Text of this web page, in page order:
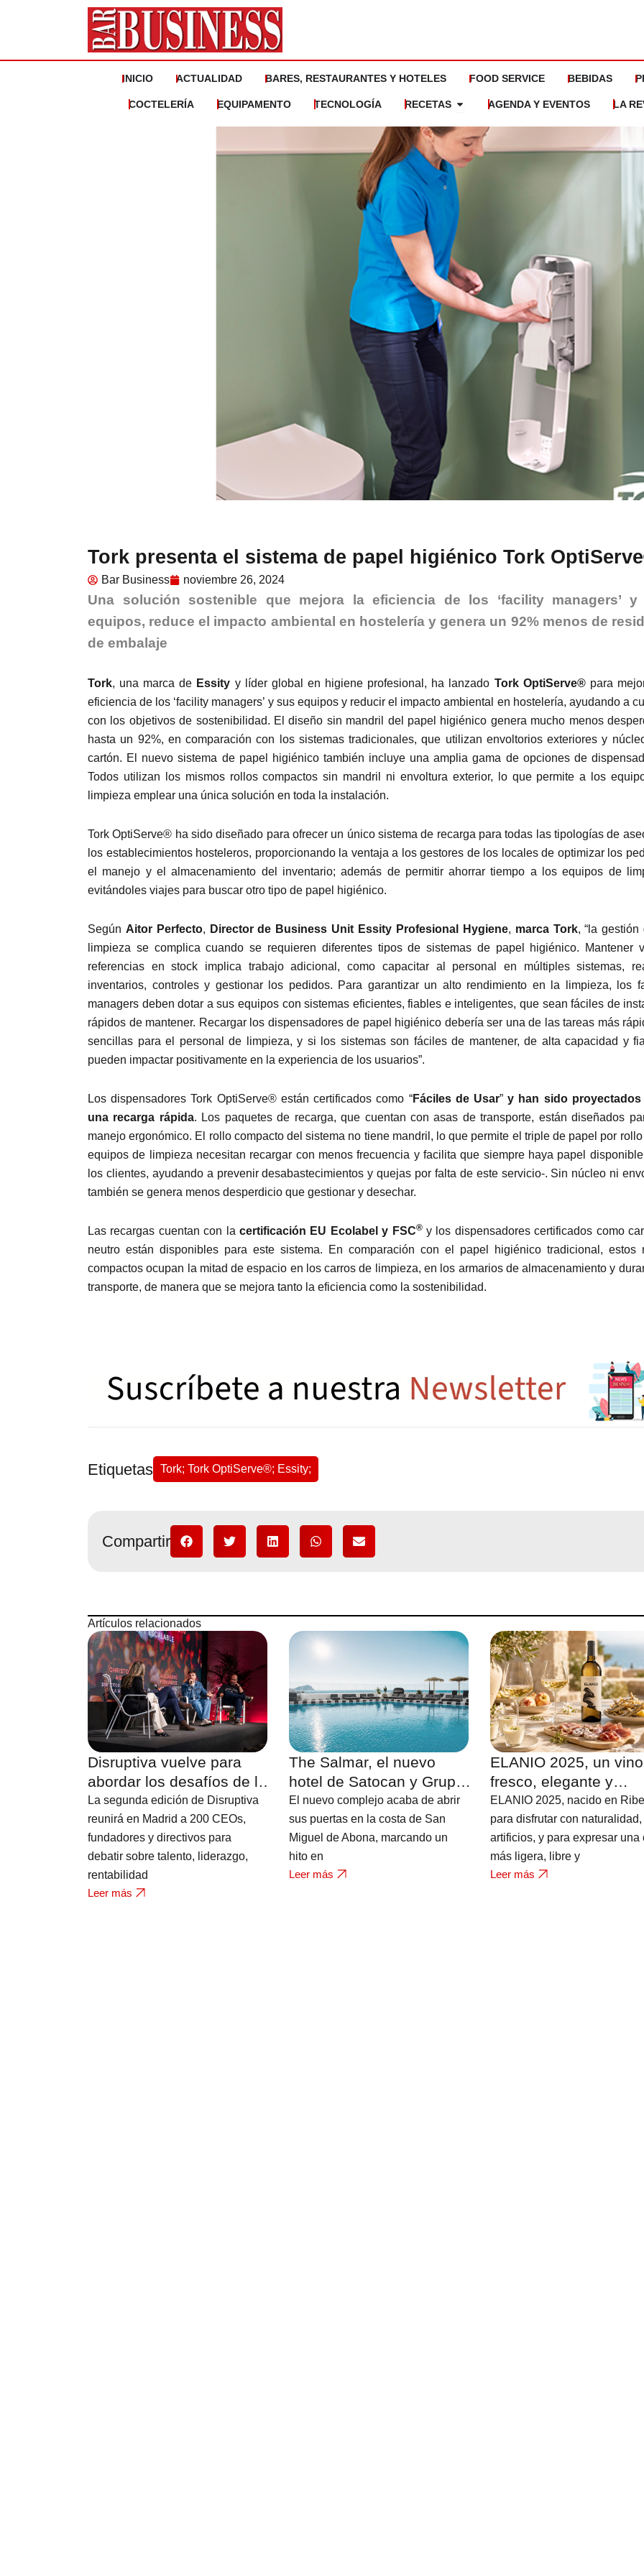
INICIO ACTUALIDAD BARES, RESTAURANTES Y HOTELES FOOD SERVICE BEBIDAS
COCTELERÍA EQUIPAMENTO TECNOLOGÍA RECETAS Abrir RecetasAGENDA Y EVENTOS LA
Tork presenta el sistema de papel higiénico Tork
Bar Business noviembre 26, 2024
Una solución sostenible que mejora la eficiencia de los ‘facility managers’ y
equipos, reduce el impacto ambiental en hostelería y genera un 92% menos de
de embalaje
Tork, una marca de Essity y líder global en higiene profesional, ha lanzado Tork OptiServe®para
eficiencia de los ‘facility managers’ y sus equipos y reducir el impacto ambiental en hostelería, ayudando a
con los objetivos de sostenibilidad. El diseño sin mandril del papel higiénico genera mucho menos
hasta un 92%, en comparación con los sistemas tradicionales, que utilizan envoltorios exteriores y
cartón. El nuevo sistema de papel higiénico también incluye una amplia gama de opciones de
Todos utilizan los mismos rollos compactos sin mandril ni envoltura exterior, lo que permite a los
limpieza emplear una única solución en toda la instalación.
Tork OptiServe® ha sido diseñado para ofrecer un único sistema de recarga para todas las tipologías de
los establecimientos hosteleros, proporcionando la ventaja a los gestores de los locales de optimizar los
el manejo y el almacenamiento del inventario; además de permitir ahorrar tiempo a los equipos de
evitándoles viajes para buscar otro tipo de papel higiénico.
Según Aitor Perfecto, Director de Business Unit Essity Profesional Hygiene, marca Tork, “la gestión
limpieza se complica cuando se requieren diferentes tipos de sistemas de papel higiénico. Mantener
referencias en stock implica trabajo adicional, como capacitar al personal en múltiples sistemas,
inventarios, controles y gestionar los pedidos. Para garantizar un alto rendimiento en la limpieza, los
managers deben dotar a sus equipos con sistemas eficientes, fiables e inteligentes, que sean fáciles de
rápidos de mantener. Recargar los dispensadores de papel higiénico debería ser una de las tareas más
sencillas para el personal de limpieza, y si los sistemas son fáciles de mantener, de alta capacidad y
pueden impactar positivamente en la experiencia de los usuarios”.
Los dispensadores Tork OptiServe® están certificados como “Fáciles de Usar”y han sido proyectados
una recarga rápida. Los paquetes de recarga, que cuentan con asas de transporte, están diseñados
manejo ergonómico. El rollo compacto del sistema no tiene mandril, lo que permite el triple de papel por
equipos de limpieza necesitan recargar con menos frecuencia y facilita que siempre haya papel
los clientes, ayudando a prevenir desabastecimientos y quejas por falta de este servicio-. Sin núcleo ni
también se genera menos desperdicio que gestionar y desechar.
Las recargas cuentan con la certificación EU Ecolabel y FSC®y los dispensadores certificados como
neutro están disponibles para este sistema. En comparación con el papel higiénico tradicional, estos
compactos ocupan la mitad de espacio en los carros de limpieza, en los armarios de almacenamiento y
transporte, de manera que se mejora tanto la eficiencia como la sostenibilidad.
Etiquetas Tork; Tork OptiServe®; Essity;
Compartir
Artículos relacionados
Disruptiva vuelve para
abordar los desafíos de la
hostelería
La segunda edición de Disruptiva
reunirá en Madrid a 200 CEOs,
fundadores y directivos para
debatir sobre talento, liderazgo,
rentabilidad
Leer más
The Salmar, el nuevo
hotel de Satocan y Grupo
Fuertes en Tenerife con
vistas al Atlántico
El nuevo complejo acaba de abrir
sus puertas en la costa de San
Miguel de Abona, marcando un
hito en
Leer más
ELANIO 2025, un vino
fresco, elegante y
contemporáneo que
nuevo miembro de la
bodega FERRATUS
ELANIO 2025, nacido en
para disfrutar con naturalidad,
artificios, y para expresar una
más ligera, libre y
Leer más